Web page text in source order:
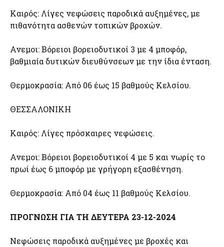
Καιρός: Λίγες νεφώσεις παροδικά αυξημένες, με
πιθανότητα ασθενών τοπικών βροχών.
Ανεμοι: Βόρειοι βορειοδυτικοί 3 με 4 μποφόρ,
βαθμιαία δυτικών διευθύνσεων με την ίδια ένταση.
Θερμοκρασία: Από 06 έως 15 βαθμούς Κελσίου.
ΘΕΣΣΑΛΟΝΙΚΗ
Καιρός: Λίγες πρόσκαιρες νεφώσεις.
Ανεμοι: Βόρειοι βορειοδυτικοί 4 με 5 και νωρίς το
πρωί έως 6 μποφόρ με γρήγορη εξασθένηση.
Θερμοκρασία: Από 04 έως 11 βαθμούς Κελσίου.
ΠΡΟΓΝΩΣΗ ΓΙΑ ΤΗ ΔΕΥΤΕΡΑ 23-12-2024
Νεφώσεις παροδικά αυξημένες με βροχές και